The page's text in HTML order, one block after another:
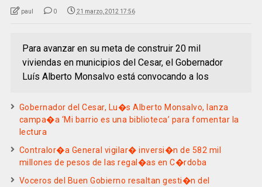
paul 0 21 marzo, 2012 17:56
Para avanzar en su meta de construir 20 mil
viviendas en municipios del Cesar, el Gobernador
Luís Alberto Monsalvo está convocando a los
Gobernador del Cesar, Lu�s Alberto Monsalvo, lanza
campa�a ‘Mi barrio es una biblioteca’ para fomentar la
lectura
Contralor�a General vigilar� inversi�n de 582 mil
millones de pesos de las regal�as en C�rdoba
Voceros del Buen Gobierno resaltan gesti�n del